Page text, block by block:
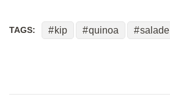
TAGS: kip quinoa salade